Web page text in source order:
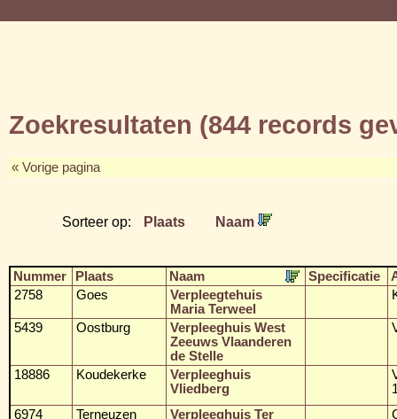
Zoekresultaten (844 records
« Vorige pagina
Sorteer op: Plaats Naam
Nummer Plaats Naam Specificatie
2758
Goes
Verpleegtehuis
Maria Terweel
5439 Oostburg
Verpleeghuis West
Zeeuws Vlaanderen
de Stelle
18886 Koudekerke
Verpleeghuis
Vliedberg
6974
Terneuzen
Verpleeghuis Ter